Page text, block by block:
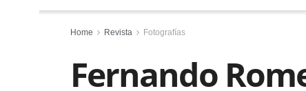
Home Revista Fotografías
Fernando